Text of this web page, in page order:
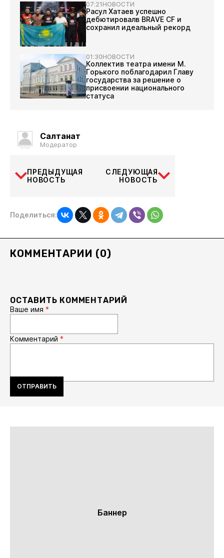
07:21 НОВОСТИ
Расул Хатаев успешно
дебютировалв BRAVE CF и
сохранил идеальный рекорд
01:30НОВОСТИ
Коллектив театра имени М.
Горького поблагодарил Главу
государства за решение о
присвоении национального
статуса
Салтанат
Модератор
ПРЕДЫДУЩАЯ
НОВОСТЬ
СЛЕДУЮЩАЯ
НОВОСТЬ
Поделиться:
КОММЕНТАРИИ (0)
ОСТАВИТЬ КОММЕНТАРИЙ
Ваше имя *
Комментарий *
ОТПРАВИТЬ
Баннер